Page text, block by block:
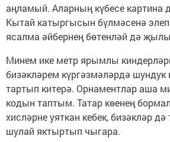
аңламый. Аларның күбесе картина
Кытай катыргысын бүлмәсенә
ясалма әйбернең бөтенләй дә
Минем ике метр ярымлы
бизәкләрем күргәзмәләрдә шундук
тартып китерә. Орнаментлар аша
кодын таптым. Татар көенең
хисләрне уяткан кебек, бизәкләр дә
шулай яктыртып чыгара.